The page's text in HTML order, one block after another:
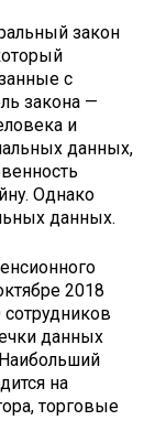
закон
с
закона —
и
данных,
Однако
данных.
2018
данных
на
торговые